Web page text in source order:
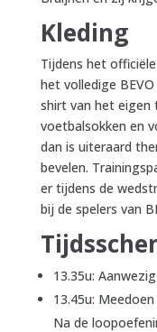
Kleding
Tijdens het
het volledige
shirt van het
voetbalsokken en
dan is uiteraard
bevelen.
er tijdens de
bij de spelers van
13.35u:
13.45u:
Na de